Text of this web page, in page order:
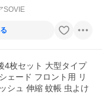
SOVIE
4枚セット 大型タイプ
ェード フロント用 リ
シュ 伸縮 蚊帳 虫よけ